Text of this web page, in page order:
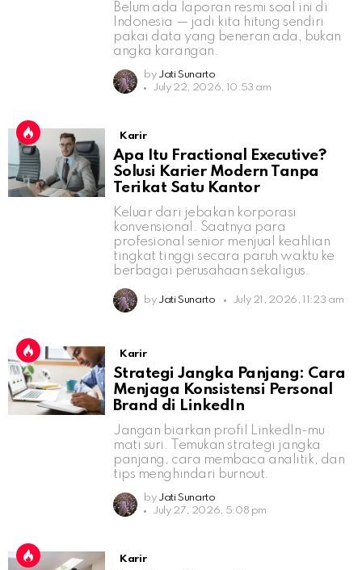
Belum ada laporan resmi soal ini di
Indonesia — jadi kita hitung sendiri
pakai data yang beneran ada, bukan
angka karangan.
by Jati Sunarto
July 22, 2026, 10:53 am
Karir
Apa Itu Fractional Executive?
Solusi Karier Modern Tanpa
Terikat Satu Kantor
Keluar dari jebakan korporasi
konvensional. Saatnya para
profesional senior menjual keahlian
tingkat tinggi secara paruh waktu ke
berbagai perusahaan sekaligus.
by Jati Sunarto July 21, 2026, 11:23 am
Karir
Strategi Jangka Panjang: Cara
Menjaga Konsistensi Personal
Brand di LinkedIn
Jangan biarkan profil LinkedIn-mu
mati suri. Temukan strategi jangka
panjang, cara membaca analitik, dan
tips menghindari burnout.
by Jati Sunarto
July 27, 2026, 5:08 pm
Karir